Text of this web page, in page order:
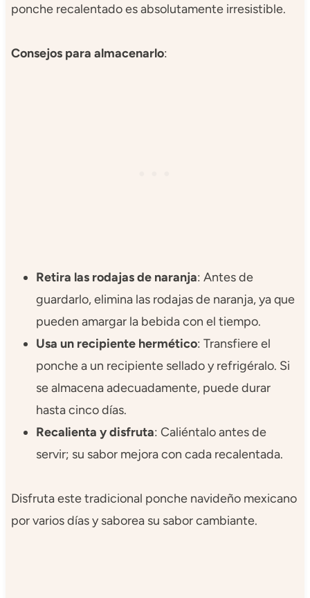
ponche recalentado es absolutamente irresistible.
Consejos para almacenarlo:
Retira las rodajas de naranja: Antes de
guardarlo, elimina las rodajas de naranja, ya que
pueden amargar la bebida con el tiempo.
Usa un recipiente hermético: Transfiere el
ponche a un recipiente sellado y refrigéralo. Si
se almacena adecuadamente, puede durar
hasta cinco días.
Recalienta y disfruta: Caliéntalo antes de
servir; su sabor mejora con cada recalentada.
Disfruta este tradicional ponche navideño mexicano
por varios días y saborea su sabor cambiante.